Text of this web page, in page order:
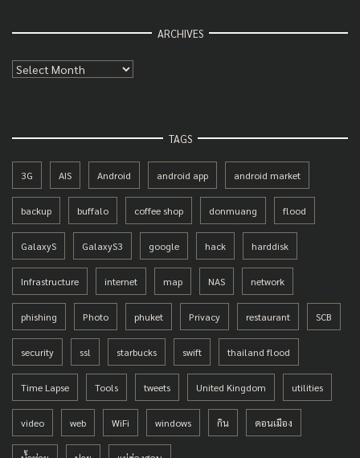
ARCHIVES
Archives
TAGS
3G AIS Android android app android market
backup buffalo coffee shop donmuang flood
GalaxyS GalaxyS3 google hack harddisk
Infrastructure internet map NAS network
phishing Photo phuket Privacy restaurant SCB
security ssl starbucks swift thailand flood
Time Lapse Tools tweets United Kingdom utilities
video web WiFi windows กิน ดอนเมือง